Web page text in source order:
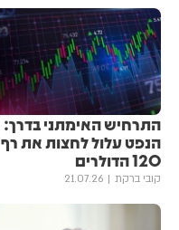
התרחיש האימתני בדרך:
הנפט עלול לחצות את רף
120 הדולרים
קובי ברקת 21.07.26